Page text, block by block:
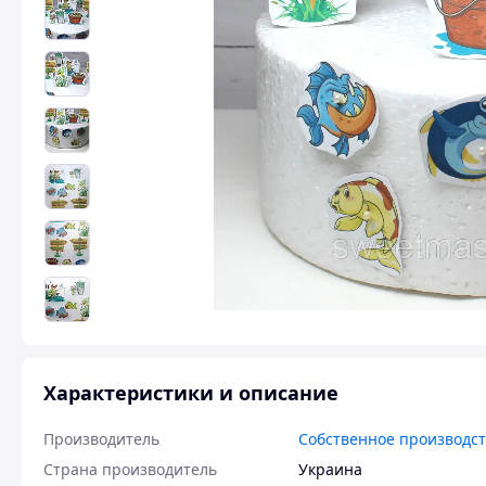
Характеристики и описание
Производитель
Собственное
Страна производитель
Украина